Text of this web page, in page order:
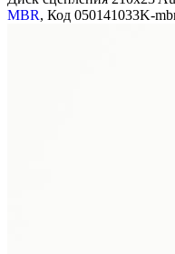
MBR, Код 050141033K-